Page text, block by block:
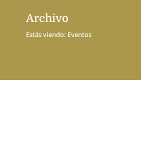
Archivo
Estás viendo: Eventos